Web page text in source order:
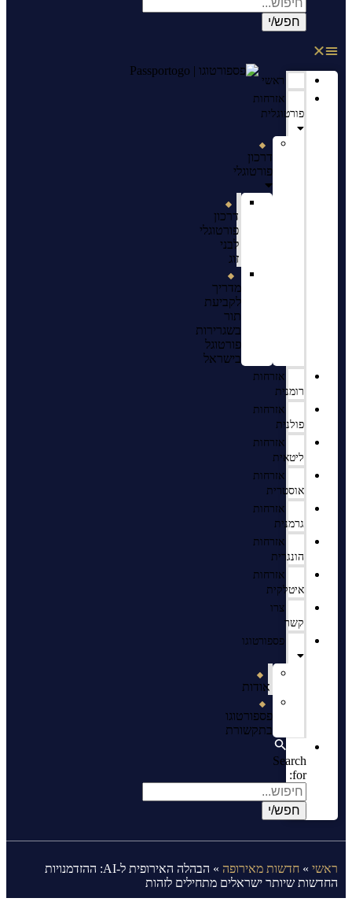
ראשי
אזרחות
פורטוגלית
דרכון
פורטוגלי
דרכון
פורטוגלי
לבני
זוג
מדריך
לקביעת
תור
בשגרירות
פורטוגל
בישראל
אזרחות
רומנית
אזרחות
פולנית
אזרחות
ליטאית
אזרחות
אוסטרית
אזרחות
גרמנית
אזרחות
הונגרית
אזרחות
איטלקית
צרו
קשר
פספורטוגו
אודות
פספורטוגו
בתקשורת
Search
for:
ראשי » חדשות מאירופה »
הבהלה האירופית ל-AI: ההזדמנויות
החדשות שיותר ישראלים מתחילים לזהות